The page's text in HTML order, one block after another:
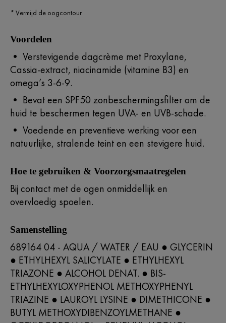
* Vermijd de oogcontour
Voordelen
• Verstevigende dagcrème met Proxylane,
Cassia-extract, niacinamide (vitamine B3) en
omega’s 3-6-9.​
• Bevat een SPF50 zonbeschermingsfilter om de
huid te beschermen tegen UVA- en UVB-schade.​​
• Voedende en preventieve werking voor een
natuurlijke, stralende teint en een stevigere huid.
Hoe te gebruiken & Voorzorgsmaatregelen
Bij contact met de ogen onmiddellijk en
overvloedig spoelen.
Samenstelling
689164 04 - AQUA / WATER / EAU ● GLYCERIN
● ETHYLHEXYL SALICYLATE ● ETHYLHEXYL
TRIAZONE ● ALCOHOL DENAT. ● BIS-
ETHYLHEXYLOXYPHENOL METHOXYPHENYL
TRIAZINE ● LAUROYL LYSINE ● DIMETHICONE ●
BUTYL METHOXYDIBENZOYLMETHANE ●